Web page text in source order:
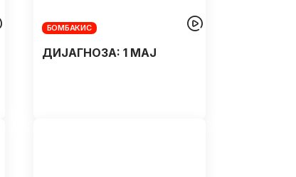
БОМБАКИС
ДИЈАГНОЗA: 1 МАЈ